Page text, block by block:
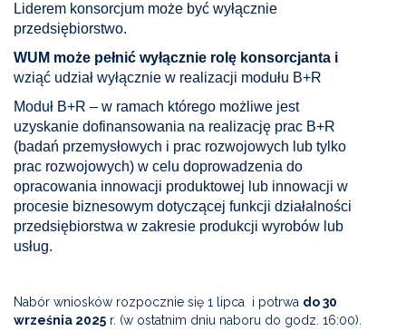
Liderem konsorcjum może być wyłącznie
przedsiębiorstwo.
WUM może pełnić wyłącznie rolę konsorcjanta i
wziąć udział wyłącznie w realizacji modułu B+R
Moduł B+R – w ramach którego możliwe jest
uzyskanie dofinansowania na realizację prac B+R
(badań przemysłowych i prac rozwojowych lub tylko
prac rozwojowych) w celu doprowadzenia do
opracowania innowacji produktowej lub innowacji w
procesie biznesowym dotyczącej funkcji działalności
przedsiębiorstwa w zakresie produkcji wyrobów lub
usług.
Nabór wniosków rozpocznie się 1 lipca i potrwa do 30
września 2025 r. (w ostatnim dniu naboru do godz. 16:00).